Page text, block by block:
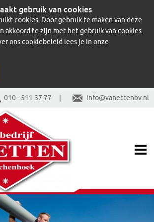
gebruik van cookies
cookies. Door gebruik te maken van deze
akkoord te zijn met het gebruik van cookies.
ons cookiebeleid lees je in onze
010 - 511 37 77 | info@vanettenbv.nl